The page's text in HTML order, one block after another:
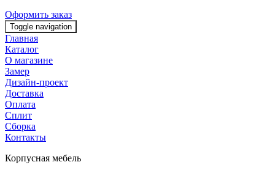
Оформить заказ
Toggle navigation
Главная
Каталог
О магазине
Замер
Дизайн-проект
Доставка
Оплата
Сплит
Сборка
Контакты
Корпусная мебель